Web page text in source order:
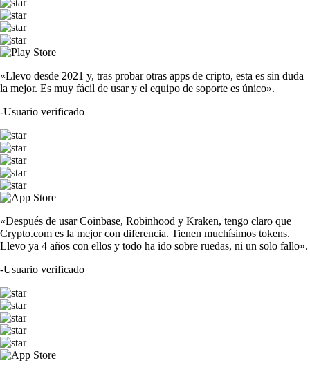
«Llevo desde 2021 y, tras probar otras apps de cripto, esta es sin duda
la mejor. Es muy fácil de usar y el equipo de soporte es único».
-Usuario verificado
«Después de usar Coinbase, Robinhood y Kraken, tengo claro que
Crypto.com es la mejor con diferencia. Tienen muchísimos tokens.
Llevo ya 4 años con ellos y todo ha ido sobre ruedas, ni un solo fallo».
-Usuario verificado